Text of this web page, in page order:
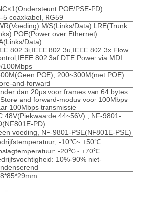
POE/PSE-PD)
5 coaxkabel, RG59
M/S(Links/Data) LRE(Trunk
POE(Power over Ethernet)
Data)
802.3i,IEEE 802.3u,IEEE 802.3x Flow
802.3af DTE Power via MDI
100Mbps
POE), 200~300M(met POE)
and-forward
dan 20µs voor frames van 64 bytes
and forward-modus voor 100Mbps
100Mbps transmissie
48V(Piekwaarde 44~56V) , NF-9801-
PD)
voeding, NF-9801-PSE(NF801E-PSE)
-10℃~ +50℃
-20℃~ +70℃
10%-90% niet-